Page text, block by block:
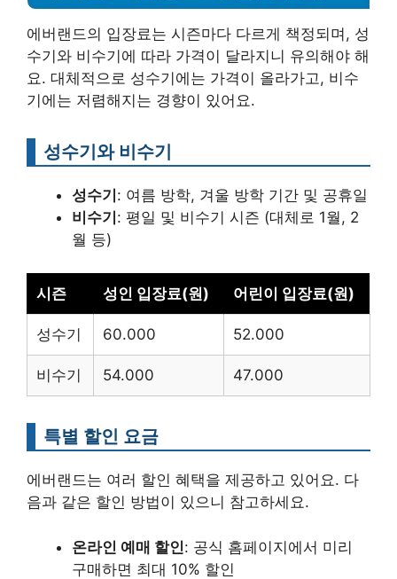
에버랜드의 입장료는 시즌마다 다르게 책정되며, 성
수기와 비수기에 따라 가격이 달라지니 유의해야 해
요. 대체적으로 성수기에는 가격이 올라가고, 비수
기에는 저렴해지는 경향이 있어요.
성수기와 비수기
성수기: 여름 방학, 겨울 방학 기간 및 공휴일
비수기: 평일 및 비수기 시즌 (대체로 1월, 2
월 등)
시즌 성인 입장료(원) 어린이 입장료(원)
성수기 60.000 52.000
비수기 54.000 47.000
특별 할인 요금
에버랜드는 여러 할인 혜택을 제공하고 있어요. 다
음과 같은 할인 방법이 있으니 참고하세요.
온라인 예매 할인: 공식 홈페이지에서 미리
구매하면 최대 10% 할인